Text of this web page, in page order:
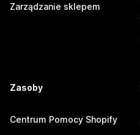
Zarządzanie sklepem
Zasoby
Centrum Pomocy Shopify